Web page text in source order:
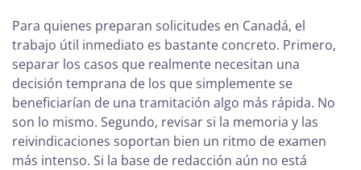
Para quienes preparan solicitudes en Canadá, el
trabajo útil inmediato es bastante concreto. Primero,
separar los casos que realmente necesitan una
decisión temprana de los que simplemente se
beneficiarían de una tramitación algo más rápida. No
son lo mismo. Segundo, revisar si la memoria y las
reivindicaciones soportan bien un ritmo de examen
más intenso. Si la base de redacción aún no está